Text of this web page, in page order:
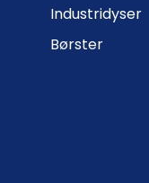
Industridyser
Børster